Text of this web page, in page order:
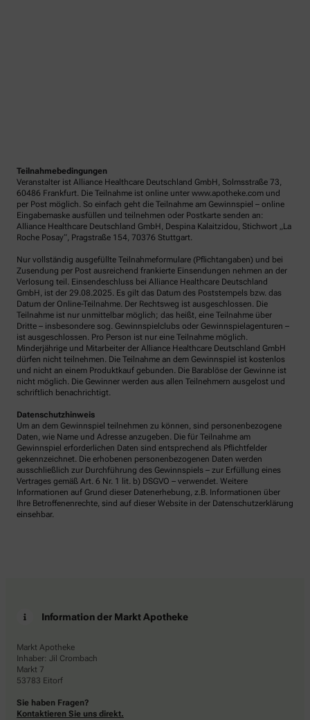
Teilnahmebedingungen
Veranstalter ist Alliance Healthcare Deutschland GmbH, Solmsstraße 73,
60486 Frankfurt. Die Teilnahme ist online unter www.apotheke.com und
per Post möglich. So einfach geht die Teilnahme am Gewinnspiel – online
Eingabemaske ausfüllen und teilnehmen oder Postkarte senden an:
Alliance Healthcare Deutschland GmbH, Despina Kalaitzidou, Stichwort „La
Roche Posay“, Pragstraße 154, 70376 Stuttgart.
Nur vollständig ausgefüllte Teilnahmeformulare (Pflichtangaben) und bei
Zusendung per Post ausreichend frankierte Einsendungen nehmen an der
Verlosung teil. Einsendeschluss bei Alliance Healthcare Deutschland
GmbH, ist der 29.08.2025. Es gilt das Datum des Poststempels bzw. das
Datum der Online-Teilnahme. Der Rechtsweg ist ausgeschlossen. Die
Teilnahme ist nur unmittelbar möglich; das heißt, eine Teilnahme über
Dritte – insbesondere sog. Gewinnspielclubs oder Gewinnspielagenturen –
ist ausgeschlossen. Pro Person ist nur eine Teilnahme möglich.
Minderjährige und Mitarbeiter der Alliance Healthcare Deutschland GmbH
dürfen nicht teilnehmen. Die Teilnahme an dem Gewinnspiel ist kostenlos
und nicht an einem Produktkauf gebunden. Die Barablöse der Gewinne ist
nicht möglich. Die Gewinner werden aus allen Teilnehmern ausgelost und
schriftlich benachrichtigt.
Datenschutzhinweis
Um an dem Gewinnspiel teilnehmen zu können, sind personenbezogene
Daten, wie Name und Adresse anzugeben. Die für Teilnahme am
Gewinnspiel erforderlichen Daten sind entsprechend als Pflichtfelder
gekennzeichnet. Die erhobenen personenbezogenen Daten werden
ausschließlich zur Durchführung des Gewinnspiels – zur Erfüllung eines
Vertrages gemäß Art. 6 Nr. 1 lit. b) DSGVO – verwendet. Weitere
Informationen auf Grund dieser Datenerhebung, z.B. Informationen über
Ihre Betroffenenrechte, sind auf dieser Website in der Datenschutzerklärung
einsehbar.
Information der Markt Apotheke
Markt Apotheke
Inhaber: Jil Crombach
Markt 7
53783 Eitorf
Sie haben Fragen?
Kontaktieren Sie uns direkt.